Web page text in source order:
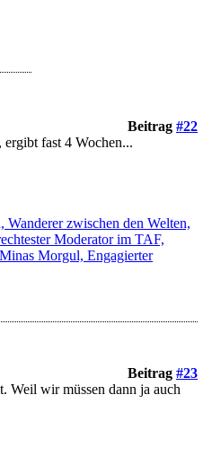
Beitrag #22
ergibt fast 4 Wochen...
zwischen den Welten,
Moderator im TAF,
Morgul, Engagierter
Beitrag #23
Weil wir müssen dann ja auch